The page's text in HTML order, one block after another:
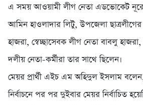
এ সময় আওয়ামী লীগ নেতা এডভোকেট
আমিন হাওলাদার লিটু, উপজেলা
হাজরা, স্বেচ্ছাসেবক লীগ নেতা বাবলু
দলীয় নেতা-কর্মীরা তার সাথে ছিলেন।
মেয়র প্রার্থী এইচ এম অহিদুল ইসলাম
নির্বাচনে পর পর দুইবার মেয়র নির্বাচিত